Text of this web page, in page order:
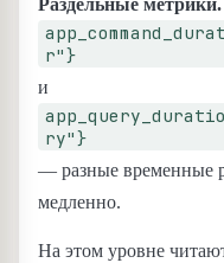
r"}
и
ry"}
— разные временные
медленно.
На этом уровне